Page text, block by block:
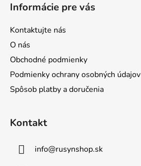
Informácie pre vás
Kontaktujte nás
O nás
Obchodné podmienky
Podmienky ochrany osobných údajov
Spôsob platby a doručenia
Kontakt
info@rusynshop.sk